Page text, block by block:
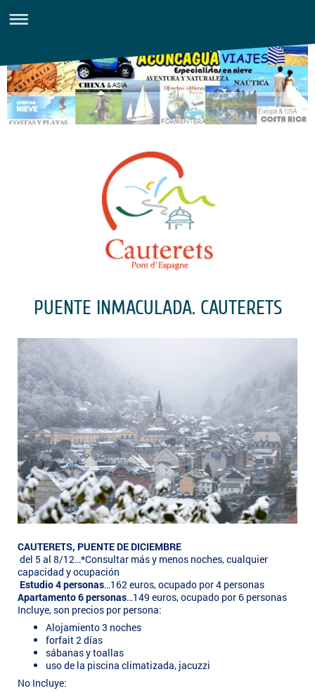
PUENTE INMACULADA. CAUTERETS
CAUTERETS, PUENTE DE DICIEMBRE
del 5 al 8/12…*Consultar más y menos noches, cualquier
capacidad y ocupación
Estudio 4 personas…162 euros, ocupado por 4 personas
Apartamento 6 personas…149 euros, ocupado por 6 personas
Incluye, son precios por persona:
Alojamiento 3 noches
forfait 2 días
sábanas y toallas
uso de la piscina climatizada, jacuzzi
No Incluye: